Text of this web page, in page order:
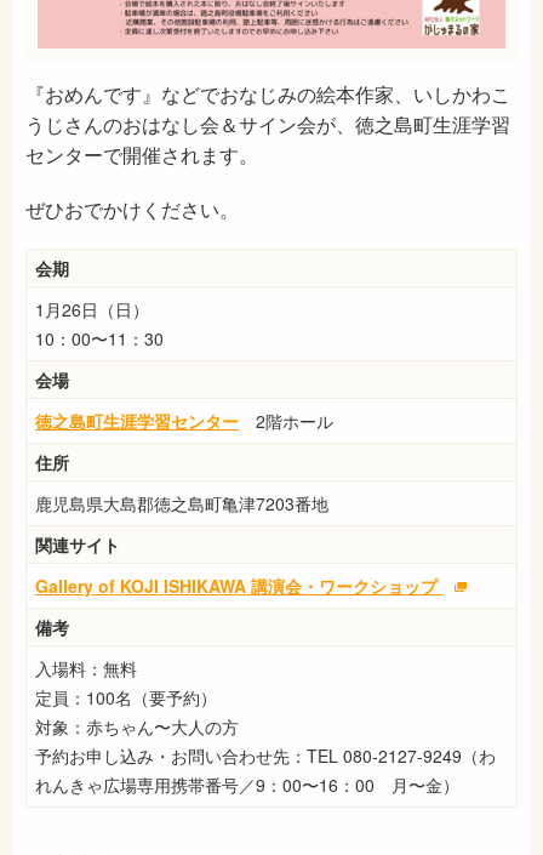
『おめんです』などでおなじみの絵本作家、いしかわこ
うじさんのおはなし会＆サイン会が、徳之島町生涯学習
センターで開催されます。
ぜひおでかけください。
会期
1月26日（日）
10：00〜11：30
会場
徳之島町生涯学習センター 2階ホール
住所
鹿児島県大島郡徳之島町亀津7203番地
関連サイト
Gallery of KOJI ISHIKAWA 講演会・ワークショップ
備考
入場料：無料
定員：100名（要予約）
対象：赤ちゃん〜大人の方
予約お申し込み・お問い合わせ先：TEL 080-2127-9249（わ
れんきゃ広場専用携帯番号／9：00〜16：00 月〜金）